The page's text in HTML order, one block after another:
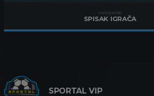
INFO EKIPE
SPISAK IGRAČA
SPORTAL VIP